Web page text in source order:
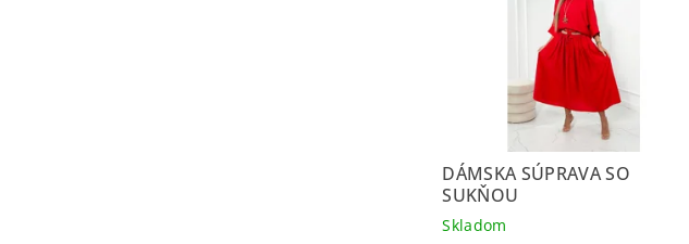
DÁMSKA SÚPRAVA SO
SUKŇOU
Skladom